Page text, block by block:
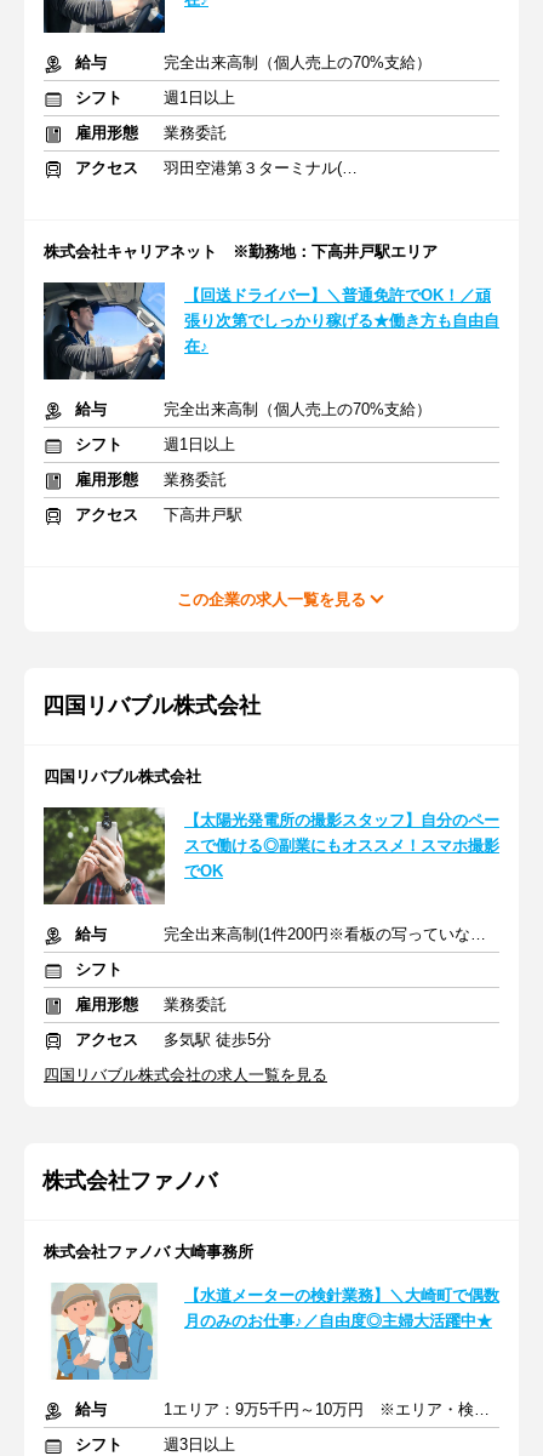
給与
完全出来高制（個人売上の70%支給）
シフト
週1日以上
雇用形態
業務委託
アクセス
羽田空港第３ターミナル(東京モノレール)駅
株式会社キャリアネット ※勤務地：下高井戸駅エリア
【回送ドライバー】＼普通免許でOK！／頑
張り次第でしっかり稼げる★働き方も自由自
在♪
給与
完全出来高制（個人売上の70%支給）
シフト
週1日以上
雇用形態
業務委託
アクセス
下高井戸駅
この企業の求人一覧を見る
四国リバブル株式会社
四国リバブル株式会社
【太陽光発電所の撮影スタッフ】自分のペー
スで働ける◎副業にもオススメ！スマホ撮影
でOK
給与
完全出来高制(1件200円※看板の写っていないものは100円)
シフト
雇用形態
業務委託
アクセス
多気駅 徒歩5分
四国リバブル株式会社の求人一覧を見る
株式会社ファノバ
株式会社ファノバ 大崎事務所
【水道メーターの検針業務】＼大崎町で偶数
月のみのお仕事♪／自由度◎主婦大活躍中★
給与
1エリア：9万5千円～10万円 ※エリア・検針数による
シフト
週3日以上